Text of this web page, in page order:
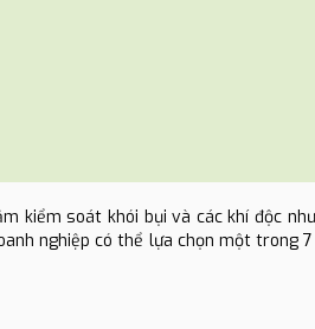
kiểm soát khói bụi và các khí độc như
nghiệp có thể lựa chọn một trong